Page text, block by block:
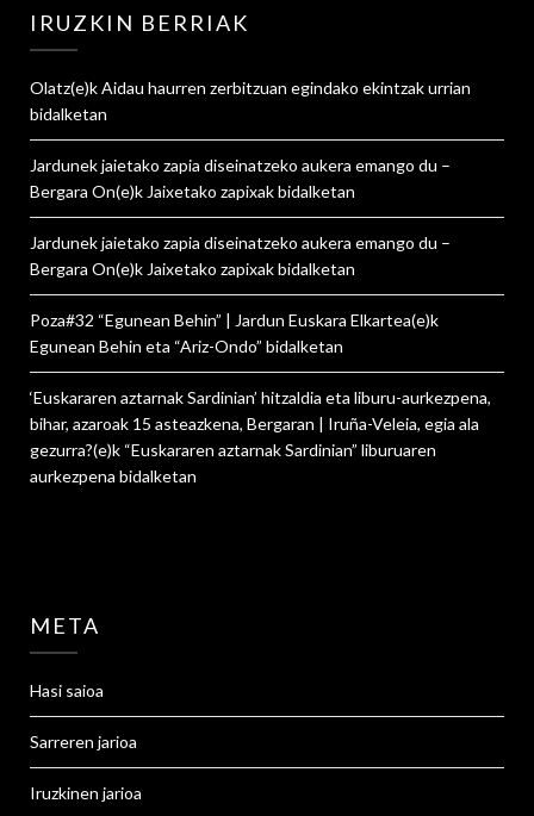
IRUZKIN BERRIAK
Olatz(e)kAidau haurren zerbitzuan egindako ekintzak urrian
bidalketan
Jardunek jaietako zapia diseinatzeko aukera emango du –
Bergara On(e)k Jaixetako zapixakbidalketan
Jardunek jaietako zapia diseinatzeko aukera emango du –
Bergara On(e)k Jaixetako zapixakbidalketan
Poza#32 “Egunean Behin” | Jardun Euskara Elkartea(e)k
Egunean Behin eta “Ariz-Ondo” bidalketan
‘Euskararen aztarnak Sardinian’ hitzaldia eta liburu-aurkezpena,
bihar, azaroak 15 asteazkena, Bergaran | Iruña-Veleia, egia ala
gezurra?(e)k “Euskararen aztarnak Sardinian” liburuaren
aurkezpena bidalketan
META
Hasi saioa
Sarreren jarioa
Iruzkinen jarioa